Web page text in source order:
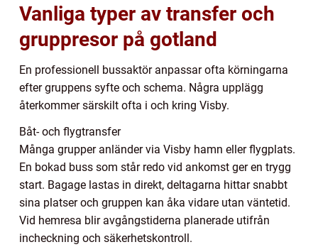
Vanliga typer av transfer och
gruppresor på gotland
En professionell bussaktör anpassar ofta körningarna
efter gruppens syfte och schema. Några upplägg
återkommer särskilt ofta i och kring Visby.
Båt- och flygtransfer
Många grupper anländer via Visby hamn eller flygplats.
En bokad buss som står redo vid ankomst ger en trygg
start. Bagage lastas in direkt, deltagarna hittar snabbt
sina platser och gruppen kan åka vidare utan väntetid.
Vid hemresa blir avgångstiderna planerade utifrån
incheckning och säkerhetskontroll.